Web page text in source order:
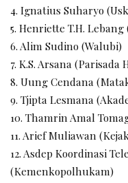
4. Ignatius Suharyo
5. Henriette T.H. Lebang
6. Alim Sudino (Walubi)
7. K.S. Arsana
8. Uung Cendana
9. Tjipta Lesmana
10. Thamrin Amal
11. Arief Muliawan
12. Asdep Koordinasi
(Kemenkopolhukam)